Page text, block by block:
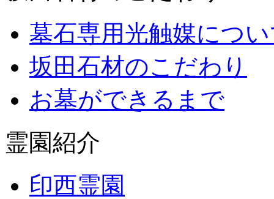
墓石専用光触媒につ
坂田石材のこだわり
お墓ができるまで
霊園紹介
印西霊園